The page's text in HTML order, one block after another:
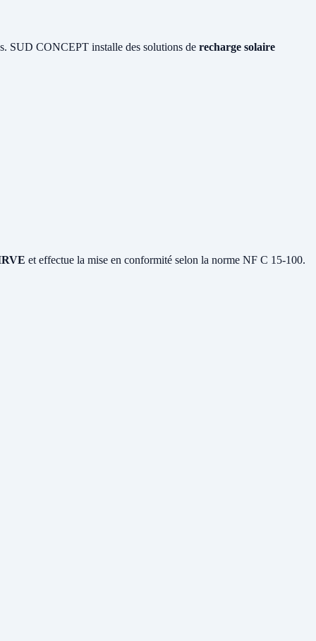
SUD CONCEPT installe des solutions de recharge solaire
et effectue la mise en conformité selon la norme NF C 15-100.